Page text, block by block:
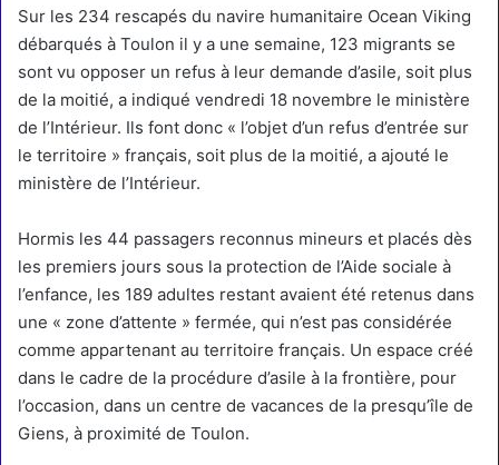
Sur les 234 rescapés du navire humanitaire Ocean Viking
débarqués à Toulon il y a une semaine, 123 migrants se
sont vu opposer un refus à leur demande d’asile, soit plus
de la moitié, a indiqué vendredi 18 novembre le ministère
de l’Intérieur. Ils font donc « l’objet d’un refus d’entrée sur
le territoire » français, soit plus de la moitié, a ajouté le
ministère de l’Intérieur.
Hormis les 44 passagers reconnus mineurs et placés dès
les premiers jours sous la protection de l’Aide sociale à
l’enfance, les 189 adultes restant avaient été retenus dans
une « zone d’attente » fermée, qui n’est pas considérée
comme appartenant au territoire français. Un espace créé
dans le cadre de la procédure d’asile à la frontière, pour
l’occasion, dans un centre de vacances de la presqu’île de
Giens, à proximité de Toulon.